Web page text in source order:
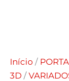
Início /
3D /